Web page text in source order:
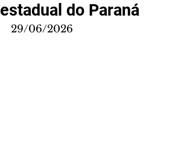
estadual do Paraná
29/06/2026